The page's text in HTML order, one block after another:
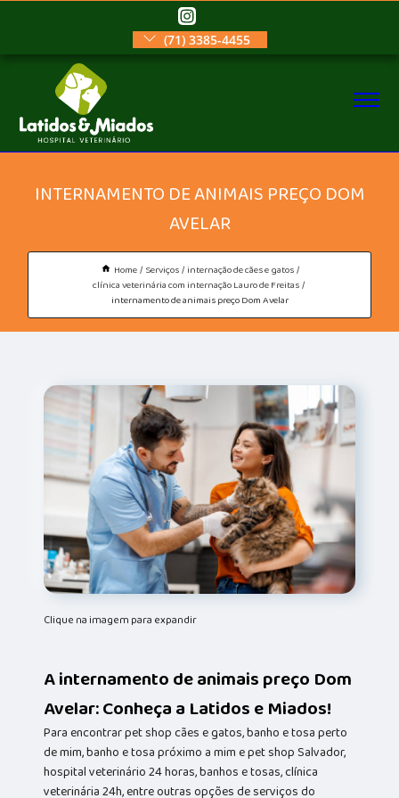
(71) 3385-4455
INTERNAMENTO DE ANIMAIS PREÇO DOM
AVELAR
Home Serviços
internação de cães e gatos
clínica veterinária com internação Lauro de Freitas
internamento de animais preço Dom Avelar
Clique na imagem para expandir
A internamento de animais preço Dom
Avelar: Conheça a Latidos e Miados!
Para encontrar pet shop cães e gatos, banho e tosa perto
de mim, banho e tosa próximo a mim e pet shop Salvador,
hospital veterinário 24 horas, banhos e tosas, clínica
veterinária 24h, entre outras opções de serviços do